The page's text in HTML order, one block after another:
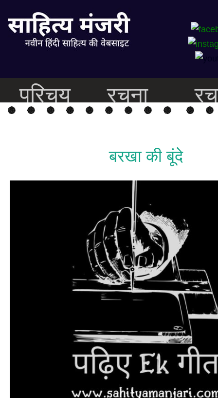
परिचय रचना
बरखा की बूंदे